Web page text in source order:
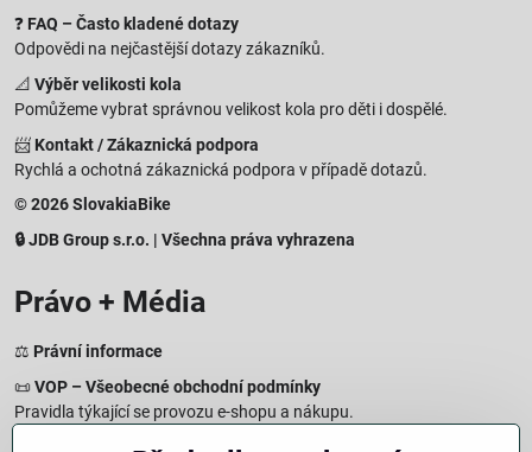
❓ FAQ – Často kladené dotazy
Odpovědi na nejčastější dotazy zákazníků.
📐 Výběr velikosti kola
Pomůžeme vybrat správnou velikost kola pro děti i dospělé.
📨 Kontakt / Zákaznická podpora
Rychlá a ochotná zákaznická podpora v případě dotazů.
© 2026 SlovakiaBike
🔒 JDB Group s.r.o. | Všechna práva vyhrazena
Právo + Média
⚖️ Právní informace
📜VOP – Všeobecné obchodní podmínky
Pravidla týkající se provozu e-shopu a nákupu.
Zásady zpracování osobních údajů